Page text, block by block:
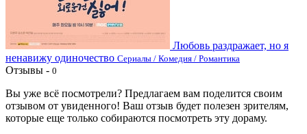
Любовь раздражает, но я
ненавижу одиночество Сериалы / Комедия / Романтика
Отзывы - 0
Вы уже всё посмотрели? Предлагаем вам поделится своим
отзывом от увиденного! Ваш отзыв будет полезен зрителям,
которые еще только собираются посмотреть эту дораму.